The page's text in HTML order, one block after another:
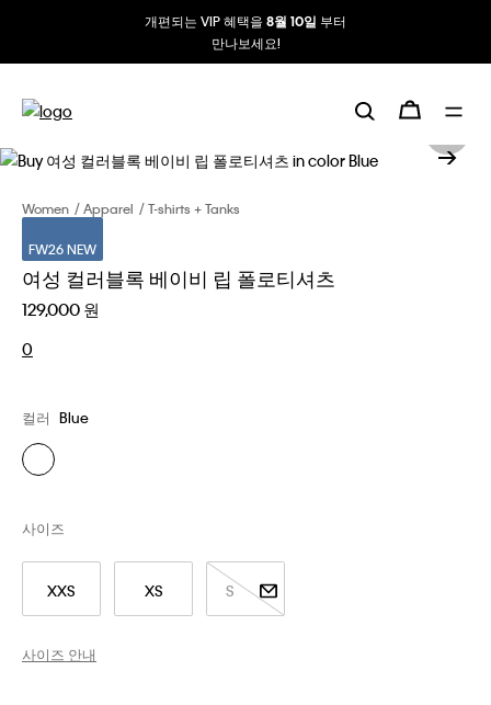
개편되는 VIP 혜택을 8월 10일 부터
만나보세요!
Women Apparel T-shirts + Tanks
FW26 NEW
여성 컬러블록 베이비 립 폴로티셔츠
129,000 원
0
컬러 Blue
XXS XS S
사이즈
사이즈 안내